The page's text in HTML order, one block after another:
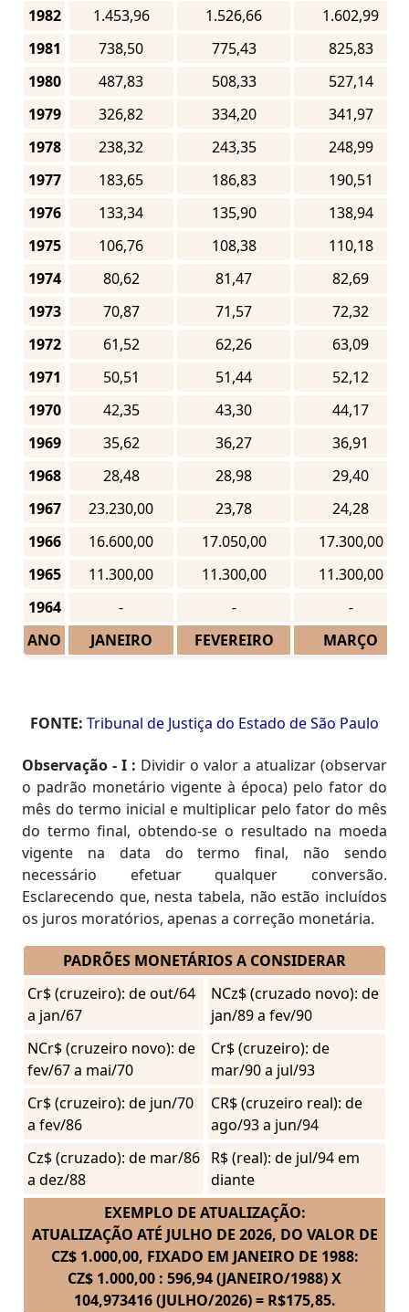
1982 1.453,96 1.526,66
1.602,99
1981
738,50 775,43
825,83
1980
487,83 508,33
527,14
1979
326,82 334,20
341,97
1978
238,32 243,35
248,99
1977
183,65 186,83
190,51
1976
133,34 135,90
138,94
1975
106,76 108,38
110,18
1974
80,62 81,47
82,69
1973
70,87 71,57
72,32
1972
61,52 62,26
63,09
1971
50,51 51,44
52,12
1970
42,35 43,30
44,17
1969
35,62 36,27
36,91
1968
28,48 28,98
29,40
1967
23.230,00 23,78
24,28
1966
16.600,00 17.050,00
17.300,00
1965
11.300,00 11.300,00
11.300,00
1964
- -
-
ANO
JANEIRO FEVEREIRO MARÇO
FONTE: Tribunal de Justiça do Estado de São Paulo
Observação - I : Dividir o valor a atualizar (observar
o padrão monetário vigente à época) pelo fator do
mês do termo inicial e multiplicar pelo fator do mês
do termo final, obtendo-se o resultado na moeda
vigente na data do termo final, não sendo
necessário efetuar qualquer conversão.
Esclarecendo que, nesta tabela, não estão incluídos
os juros moratórios, apenas a correção monetária.
PADRÕES MONETÁRIOS A CONSIDERAR
Cr$ (cruzeiro): de out/64
a jan/67
NCz$ (cruzado novo): de
jan/89 a fev/90
NCr$ (cruzeiro novo): de
fev/67 a mai/70
Cr$ (cruzeiro): de
mar/90 a jul/93
Cr$ (cruzeiro): de jun/70
a fev/86
CR$ (cruzeiro real): de
ago/93 a jun/94
Cz$ (cruzado): de mar/86
a dez/88
R$ (real): de jul/94 em
diante
EXEMPLO DE ATUALIZAÇÃO:
ATUALIZAÇÃO ATÉ JULHO DE 2026, DO VALOR DE
CZ$ 1.000,00, FIXADO EM JANEIRO DE 1988:
CZ$ 1.000,00 : 596,94 (JANEIRO/1988) X
104,973416 (JULHO/2026) = R$175,85.